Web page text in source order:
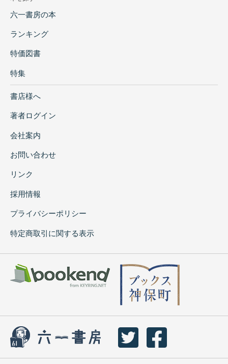
六一書房の本
ランキング
特価図書
特集
書店様へ
著者ログイン
会社案内
お問い合わせ
リンク
採用情報
プライバシーポリシー
特定商取引に関する表示